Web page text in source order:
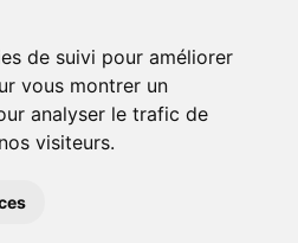
de suivi pour améliorer
vous montrer un
analyser le trafic de
visiteurs.
diététique et